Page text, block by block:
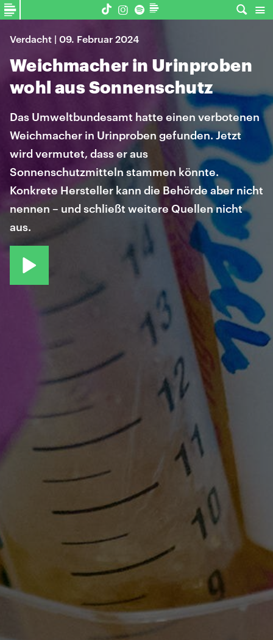
Verdacht | 09. Februar 2024
Weichmacher in Urinproben
wohl aus Sonnenschutz
Das Umweltbundesamt hatte einen verbotenen
Weichmacher in Urinproben gefunden. Jetzt
wird vermutet, dass er aus
Sonnenschutzmitteln stammen könnte.
Konkrete Hersteller kann die Behörde aber nicht
nennen – und schließt weitere Quellen nicht
aus.